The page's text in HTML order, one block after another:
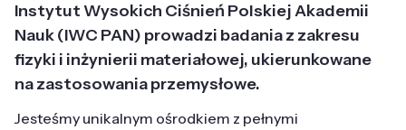
Instytut Wysokich Ciśnień Polskiej Akademii
Nauk (IWC PAN) prowadzi badania z zakresu
fizyki i inżynierii materiałowej, ukierunkowane
na zastosowania przemysłowe.
Jesteśmy unikalnym ośrodkiem z pełnymi